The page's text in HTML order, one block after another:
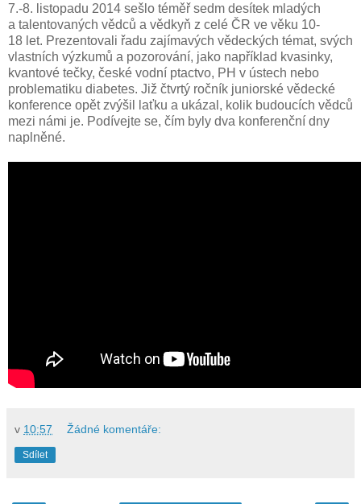
7.-8. listopadu 2014 sešlo téměř sedm desítek mladých
a talentovaných vědců a vědkyň z celé ČR ve věku 10-
18 let. Prezentovali řadu zajímavých vědeckých témat, svých
vlastních výzkumů a pozorování, jako například kvasinky,
kvantové tečky, české vodní ptactvo, PH v ústech nebo
problematiku diabetes. Již čtvrtý ročník juniorské vědecké
konference opět zvýšil laťku a ukázal, kolik budoucích vědců
mezi námi je. Podívejte se, čím byly dva konferenční dny
naplněné.
v 10:57 Žádné komentáře:
Sdílet